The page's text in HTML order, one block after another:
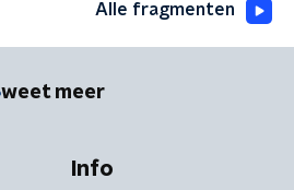
Alle fragmenten
weet meer
Info